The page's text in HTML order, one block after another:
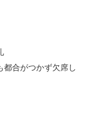
都合がつかず欠席し